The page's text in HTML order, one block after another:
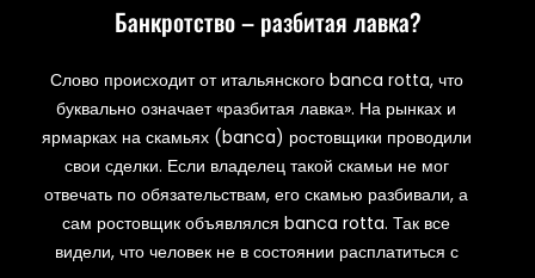
Банкротство – разбитая лавка?
Слово происходит от итальянского banca rotta, что
буквально означает «разбитая лавка». На рынках и
ярмарках на скамьях (banca) ростовщики проводили
свои сделки. Если владелец такой скамьи не мог
отвечать по обязательствам, его скамью разбивали, а
сам ростовщик объявлялся banca rotta. Так все
видели, что человек не в состоянии расплатиться с